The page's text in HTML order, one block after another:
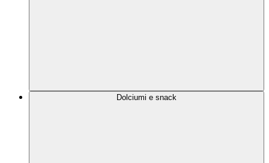
Dolciumi e snack